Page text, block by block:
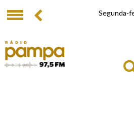
Segunda-